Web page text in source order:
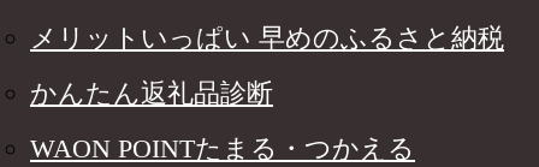
メリットいっぱい 早めのふるさと納税
かんたん返礼品診断
WAON POINTたまる・つかえる